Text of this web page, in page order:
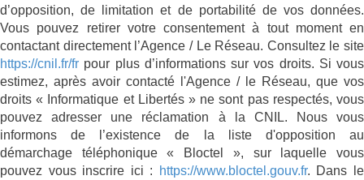
d’opposition, de limitation et de portabilité de vos données.
Vous pouvez retirer votre consentement à tout moment en
contactant directement l’Agence / Le Réseau. Consultez le site
https://cnil.fr/fr pour plus d’informations sur vos droits. Si vous
estimez, après avoir contacté l'Agence / le Réseau, que vos
droits « Informatique et Libertés » ne sont pas respectés, vous
pouvez adresser une réclamation à la CNIL. Nous vous
informons de l’existence de la liste d'opposition au
démarchage téléphonique « Bloctel », sur laquelle vous
pouvez vous inscrire ici :
https://www.bloctel.gouv.fr. Dans le